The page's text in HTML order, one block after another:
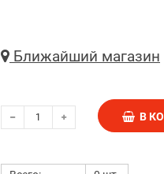
Ближайший магазин
В